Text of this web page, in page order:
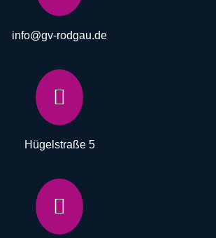
info@gv-rodgau.de

Hügelstraße 5
